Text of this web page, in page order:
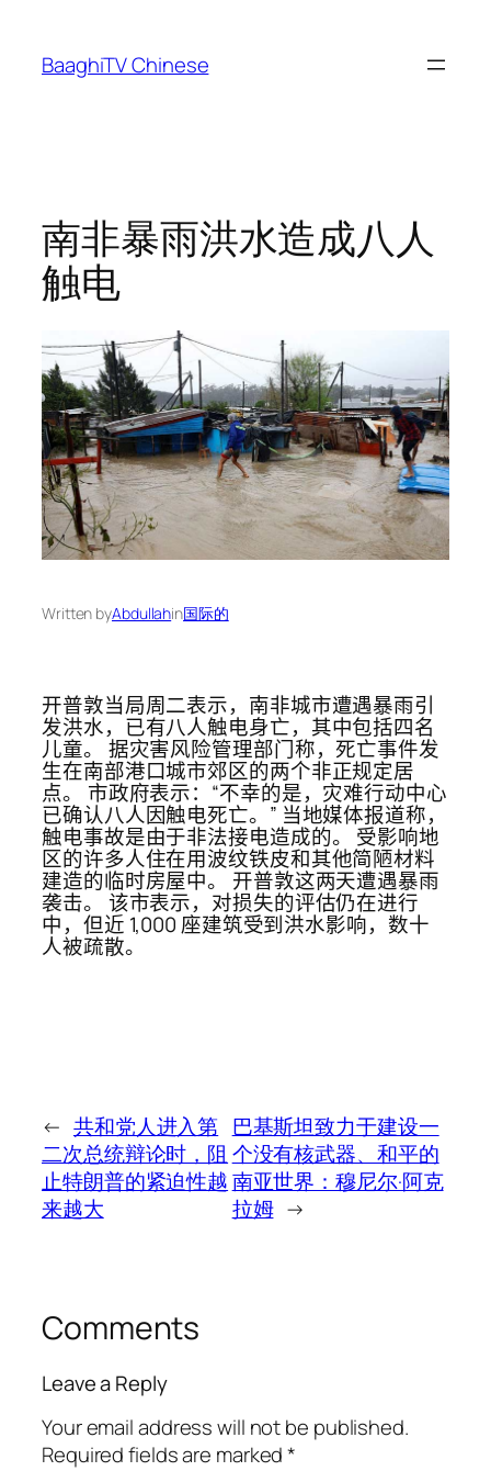
content
BaaghiTV Chinese
南非暴雨洪水造成八人
触电
Written byAbdullahin国际的
开普敦当局周二表示，南非城市遭遇暴雨引
发洪水，已有八人触电身亡，其中包括四名
儿童。 据灾害风险管理部门称，死亡事件发
生在南部港口城市郊区的两个非正规定居
点。 市政府表示：“不幸的是，灾难行动中心
已确认八人因触电死亡。” 当地媒体报道称，
触电事故是由于非法接电造成的。 受影响地
区的许多人住在用波纹铁皮和其他简陋材料
建造的临时房屋中。 开普敦这两天遭遇暴雨
袭击。 该市表示，对损失的评估仍在进行
中，但近 1,000 座建筑受到洪水影响，数十
人被疏散。
← 共和党人进入第
二次总统辩论时，阻
止特朗普的紧迫性越
来越大
巴基斯坦致力于建设一
个没有核武器、和平的
南亚世界：穆尼尔·阿克
拉姆 →
Comments
Leave a Reply
Your email address will not be published.
Required fields are marked*